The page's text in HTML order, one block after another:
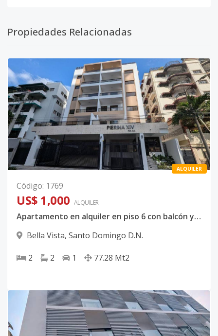
Propiedades Relacionadas
ALQUILER
Código: 1769
US$ 1,000 ALQUILER
Apartamento en alquiler en piso 6 con balcón y vista a la calle
Bella Vista, Santo Domingo D.N.
2 2 1 77.28 Mt2